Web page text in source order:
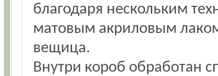
благодаря нескольким
матовым акриловым
вещица.
Внутри короб обработан